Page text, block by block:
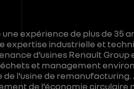
expérience de plus de 35
expertise industrielle et
d’usines Renault
et management
l’usine de
de l’économie circulaire